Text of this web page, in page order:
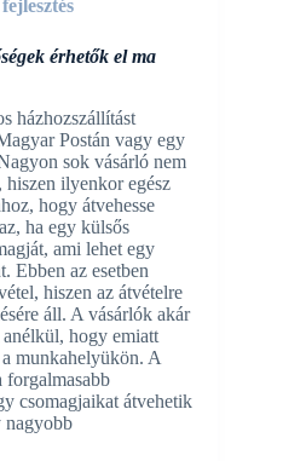
érhetők el ma
házhozszállítást
Postán vagy egy
sok vásárló nem
hiszen ilyenkor egész
hogy átvehesse
ha egy külsős
ami lehet egy
Ebben az esetben
hiszen az átvételre
áll. A vásárlók akár
anélkül, hogy emiatt
munkahelyükön. A
forgalmasabb
csomagjaikat átvehetik
nagyobb